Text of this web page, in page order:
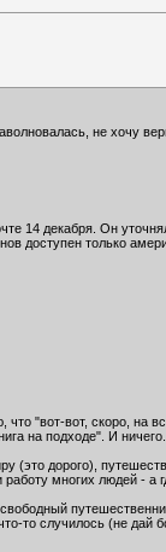
не хочу
14 декабря. Он
доступен только
"вот-вот, скоро, на
на подходе". И
(это дорого),
многих людей - а
то случилось (не дай